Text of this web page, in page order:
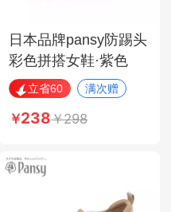
日本品牌pansy防踢头
彩色拼搭女鞋·紫色
立省60 满次赠
238 298